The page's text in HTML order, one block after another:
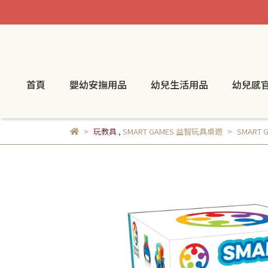
首頁 嬰幼安撫用品 幼兒生活用品 幼兒感
玩教具, SMART GAMES 益智玩具桌遊 SMART